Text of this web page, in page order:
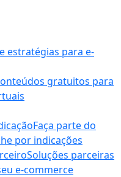
estratégias para e-
gratuitos para
Faça parte do
por indicações
Soluções parceiras
e-commerce